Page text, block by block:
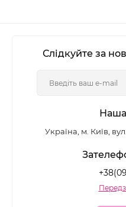
Слідкуйте за
Україна, м. Київ,